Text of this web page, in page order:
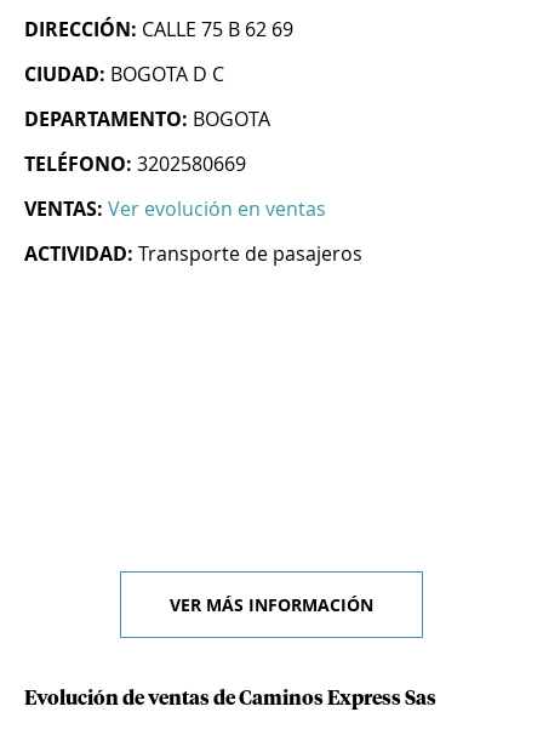
DIRECCIÓN: CALLE 75 B 62 69
CIUDAD: BOGOTA D C
DEPARTAMENTO: BOGOTA
TELÉFONO: 3202580669
VENTAS: Ver evolución en ventas
ACTIVIDAD: Transporte de pasajeros
VER MÁS INFORMACIÓN
Evolución de ventas de Caminos Express Sas